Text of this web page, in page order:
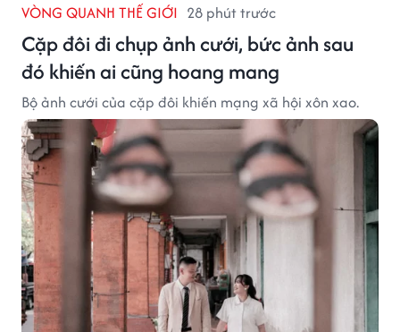
VÒNG QUANH THẾ GIỚI 28 phút trước
Cặp đôi đi chụp ảnh cưới, bức ảnh sau
đó khiến ai cũng hoang mang
Bộ ảnh cưới của cặp đôi khiến mạng xã hội xôn xao.